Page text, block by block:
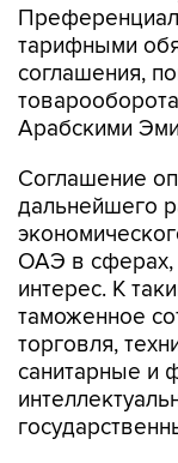
тарифными
соглашения,
Арабскими
Соглашение
дальнейшего
ОАЭ в сферах,
интерес. К
таможенное
торговля,
санитарные и